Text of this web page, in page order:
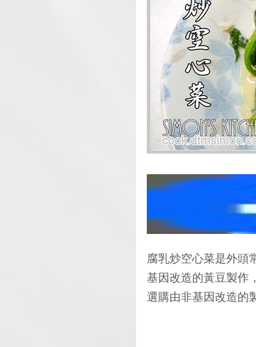
腐乳炒空心菜是外頭
基因改造的黃豆製作
選購由非基因改造的